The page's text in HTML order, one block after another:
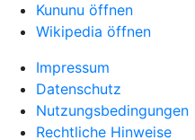
Kununu öffnen
Wikipedia öffnen
Impressum
Datenschutz
Nutzungsbedingungen
Rechtliche Hinweise